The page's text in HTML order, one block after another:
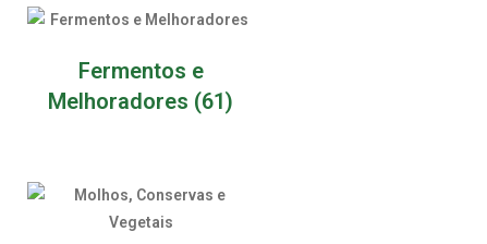
Fermentos e
Melhoradores (61)